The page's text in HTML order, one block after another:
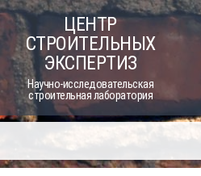
Skip
to
content
ЦЕНТР
СТРОИТЕЛЬНЫХ
ЭКСПЕРТИЗ
Научно-исследовательская
строительная лаборатория